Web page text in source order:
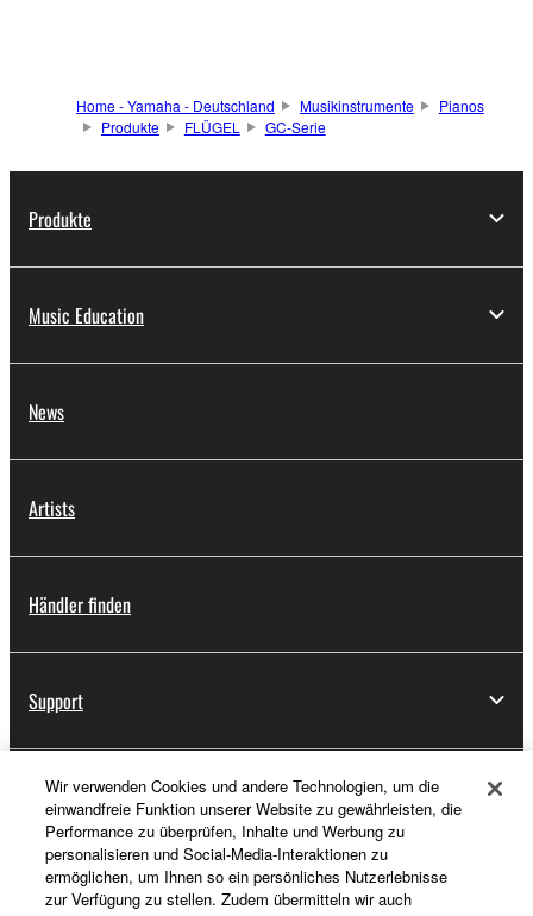
Home - Yamaha - Deutschland Musikinstrumente
Pianos
Produkte
FLÜGEL GC-Serie
Produkte
Music Education
News
Artists
Händler finden
Support
Registrierung von „Yamaha Music ID“
Über Yamaha
Wir verwenden Cookies und andere Technologien, um die
einwandfreie Funktion unserer Website zu gewährleisten, die
Performance zu überprüfen, Inhalte und Werbung zu
personalisieren und Social-Media-Interaktionen zu
ermöglichen, um Ihnen so ein persönliches Nutzerlebnisse
zur Verfügung zu stellen. Zudem übermitteln wir auch